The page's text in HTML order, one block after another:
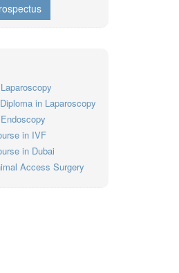
in Laparoscopy
in IVF
in Dubai
Access Surgery